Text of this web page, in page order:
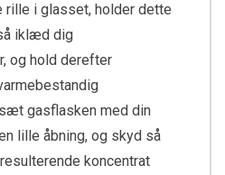
rille i glasset, holder dette
iklæd dig
og hold derefter
gasflasken med din
lille åbning, og skyd så
koncentrat